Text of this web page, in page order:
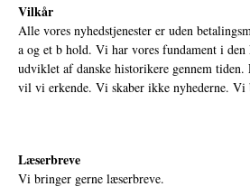
Vilkår
Alle vores nyhedstjenester er uden
a og et b hold. Vi har vores fundament i
udviklet af danske historikere gennem
vil vi erkende. Vi skaber ikke nyhederne. Vi
Læserbreve
Vi bringer gerne læserbreve.